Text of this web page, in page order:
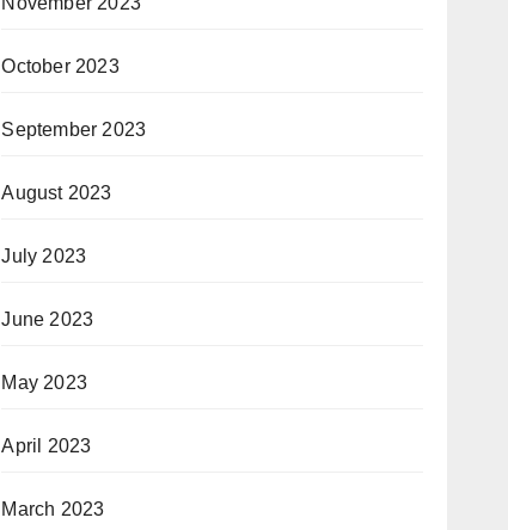
October 2023
September 2023
August 2023
July 2023
June 2023
May 2023
April 2023
March 2023